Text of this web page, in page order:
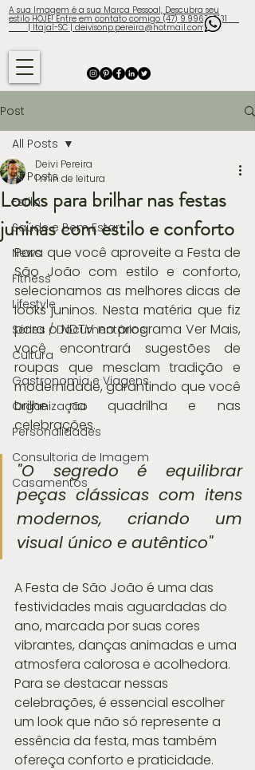
A sua Imagem é a sua Marca Pessoal, Descubra seu
estilo HOJE! Entre em contato comigo (47) 9.9960-3131
| Itajaí-SC | deivisonp.pereira@hotmail.com
Post
All Posts
Estilo
Saúde e Bem Estar
News
Fitness
Lifestyle
Séries / Documentários
Cultura
Gastronomia e Viagens
Organização
Personalidades
Consultoria de Imagem
Casamentos
All Posts
Looks para brilhar nas festas
juninas com estilo e conforto
Deivi Pereira
1 min de leitura
Para que você aproveite a Festa de
São João com estilo e conforto,
selecionamos as melhores dicas de
looks juninos. Nesta matéria que fiz
para o NDTV no programa Ver Mais,
você encontrará sugestões de
roupas que mesclam tradição e
modernidade, garantindo que você
brilhe na quadrilha e nas
celebrações.
"O segredo é equilibrar
peças clássicas com itens
modernos, criando um
visual único e autêntico"
A Festa de São João é uma das
festividades mais aguardadas do
ano, marcada por suas cores
vibrantes, danças animadas e uma
atmosfera calorosa e acolhedora.
Para se destacar nessas
celebrações, é essencial escolher
um look que não só represente a
essência da festa, mas também
ofereça conforto e praticidade.